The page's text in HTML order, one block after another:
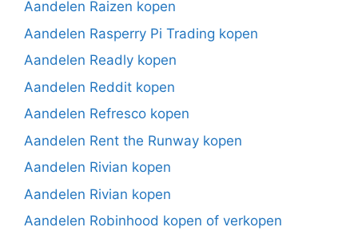
Aandelen Raizen kopen
Aandelen Rasperry Pi Trading kopen
Aandelen Readly kopen
Aandelen Reddit kopen
Aandelen Refresco kopen
Aandelen Rent the Runway kopen
Aandelen Rivian kopen
Aandelen Rivian kopen
Aandelen Robinhood kopen of verkopen